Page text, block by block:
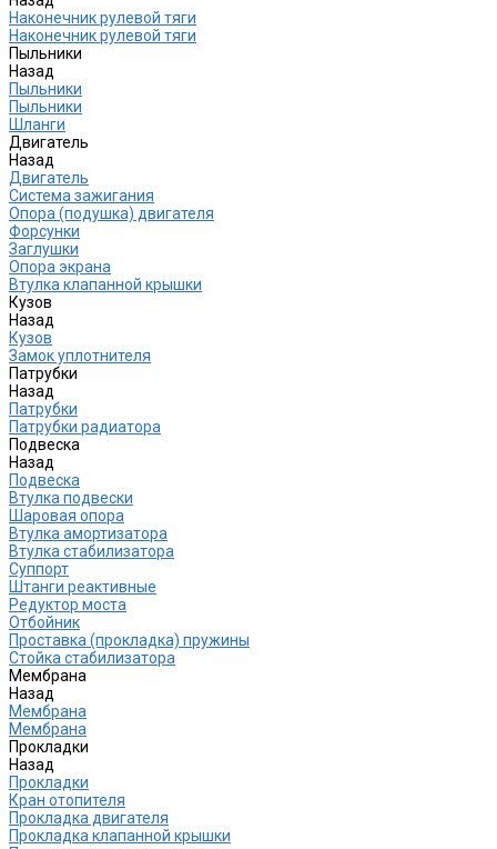
Наконечник рулевой тяги
Наконечник рулевой тяги
Пыльники
Назад
Пыльники
Пыльники
Шланги
Двигатель
Назад
Двигатель
Система зажигания
Опора (подушка) двигателя
Форсунки
Заглушки
Опора экрана
Втулка клапанной крышки
Кузов
Назад
Кузов
Замок уплотнителя
Патрубки
Назад
Патрубки
Патрубки радиатора
Подвеска
Назад
Подвеска
Втулка подвески
Шаровая опора
Втулка амортизатора
Втулка стабилизатора
Cуппорт
Штанги реактивные
Редуктор моста
Отбойник
Проставка (прокладка) пружины
Стойка стабилизатора
Мембрана
Назад
Мембрана
Мембрана
Прокладки
Назад
Прокладки
Кран отопителя
Прокладка двигателя
Прокладка клапанной крышки